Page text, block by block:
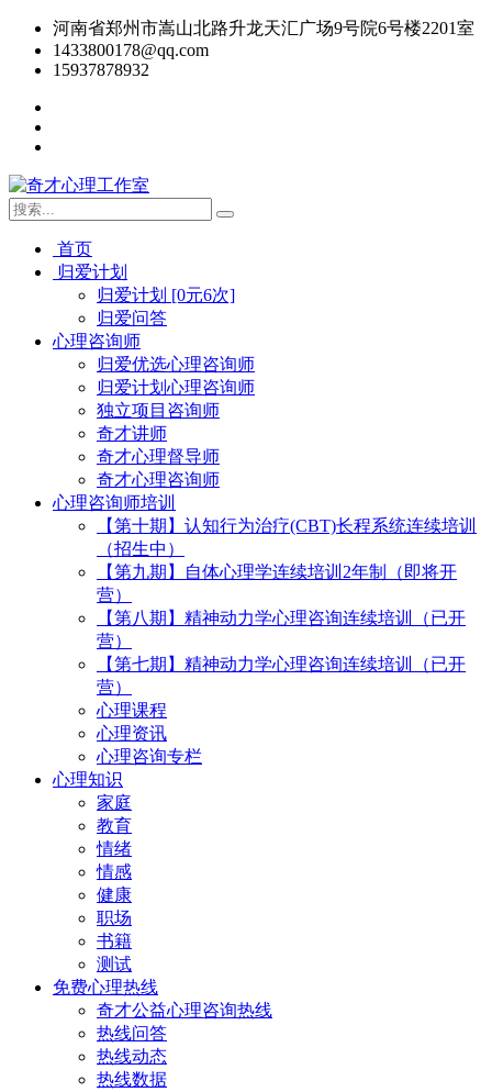
河南省郑州市嵩山北路升龙天汇广场9号院6号楼2201室
1433800178@qq.com
15937878932
首页
归爱计划
归爱计划 [0元6次]
归爱问答
心理咨询师
归爱优选心理咨询师
归爱计划心理咨询师
独立项目咨询师
奇才讲师
奇才心理督导师
奇才心理咨询师
心理咨询师培训
【第十期】认知行为治疗(CBT)长程系统连续培训
（招生中）
【第九期】自体心理学连续培训2年制（即将开
营）
【第八期】精神动力学心理咨询连续培训（已开
营）
【第七期】精神动力学心理咨询连续培训（已开
营）
心理课程
心理资讯
心理咨询专栏
心理知识
家庭
教育
情绪
情感
健康
职场
书籍
测试
免费心理热线
奇才公益心理咨询热线
热线问答
热线动态
热线数据